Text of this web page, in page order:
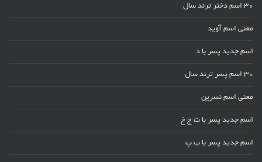
30 اسم دختر ترند سال
معنی اسم آوید
اسم جدید پسر با د
30 اسم پسر ترند سال
معنی اسم نسرین
اسم جدید پسر با ت ج خ
اسم جدید پسر با ب پ